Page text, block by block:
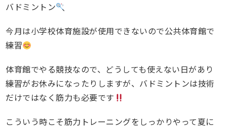
バドミントン
今月は小学校体育施設が使用できないので公共体育館で
練習
体育館でやる競技なので、どうしても使えない日があり
練習がお休みになったりしますが、バドミントンは技術
だけではなく筋力も必要です
こういう時こそ筋力トレーニングをしっかりやって夏に